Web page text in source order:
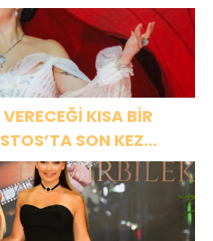
KISA BİR
SON KEZ